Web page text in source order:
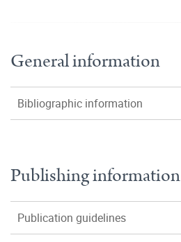
General information
Bibliographic information
Publishing information
Publication guidelines